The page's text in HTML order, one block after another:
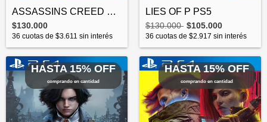
ASSASSINS CREED MIRAGE PS5
$130.000
36 cuotas de $3.611 sin interés
LIES OF P PS5
$130.000 $105.000
36 cuotas de $2.917 sin interés
HASTA 15% OFF
comprando en cantidad
HASTA 15% OFF
comprando en cantidad